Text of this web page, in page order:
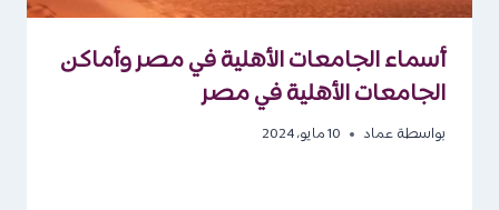
أسماء الجامعات الأهلية في مصر وأماكن
الجامعات الأهلية في مصر
بواسطة عماد 10 مايو، 2024